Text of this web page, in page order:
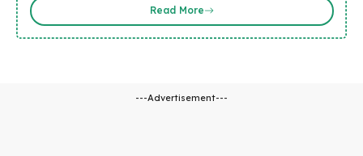
Read More
---Advertisement---